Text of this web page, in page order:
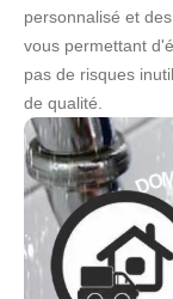
personnalisé et
vous permettant
pas de risques
de qualité.
I
E
DO
MICI